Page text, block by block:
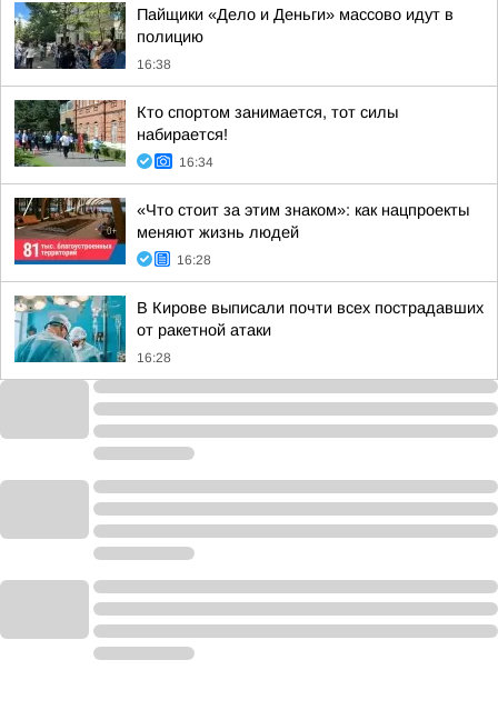
Пайщики «Дело и Деньги» массово идут в
полицию
16:38
Кто спортом занимается, тот силы
набирается!
16:34
«Что стоит за этим знаком»: как нацпроекты
меняют жизнь людей
16:28
В Кирове выписали почти всех пострадавших
от ракетной атаки
16:28